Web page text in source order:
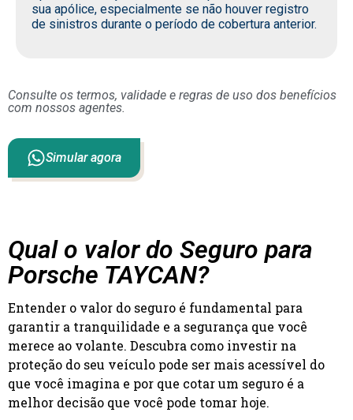
sua apólice, especialmente se não houver registro
de sinistros durante o período de cobertura anterior.
Consulte os termos, validade e regras de uso dos benefícios
com nossos agentes.
Simular agora
Qual o valor do Seguro para
Porsche TAYCAN?
Entender o valor do seguro é fundamental para
garantir a tranquilidade e a segurança que você
merece ao volante. Descubra como investir na
proteção do seu veículo pode ser mais acessível do
que você imagina e por que cotar um seguro é a
melhor decisão que você pode tomar hoje.